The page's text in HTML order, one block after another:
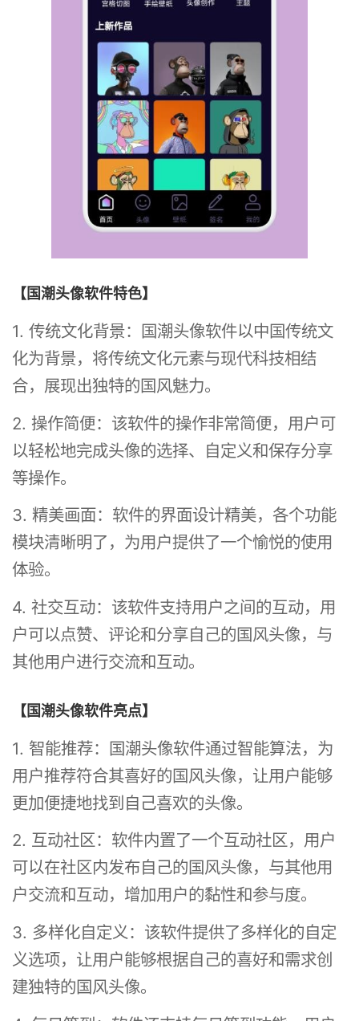
【国潮头像软件特色】
1. 传统文化背景：国潮头像软件以中国传统文
化为背景，将传统文化元素与现代科技相结
合，展现出独特的国风魅力。
2. 操作简便：该软件的操作非常简便，用户可
以轻松地完成头像的选择、自定义和保存分享
等操作。
3. 精美画面：软件的界面设计精美，各个功能
模块清晰明了，为用户提供了一个愉悦的使用
体验。
4. 社交互动：该软件支持用户之间的互动，用
户可以点赞、评论和分享自己的国风头像，与
其他用户进行交流和互动。
【国潮头像软件亮点】
1. 智能推荐：国潮头像软件通过智能算法，为
用户推荐符合其喜好的国风头像，让用户能够
更加便捷地找到自己喜欢的头像。
2. 互动社区：软件内置了一个互动社区，用户
可以在社区内发布自己的国风头像，与其他用
户交流和互动，增加用户的黏性和参与度。
3. 多样化自定义：该软件提供了多样化的自定
义选项，让用户能够根据自己的喜好和需求创
建独特的国风头像。